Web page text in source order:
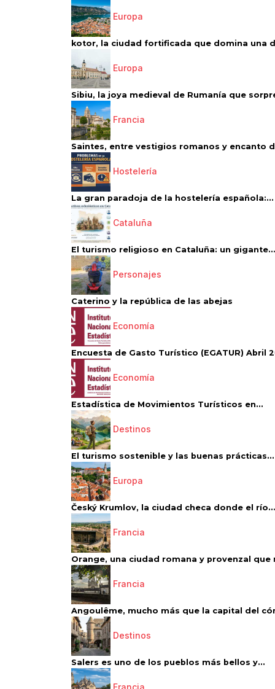
Europa
kotor, la ciudad fortificada que domina una
Europa
Sibiu, la joya medieval de Rumanía que
Francia
Saintes, entre vestigios romanos y encanto
Hostelería
La gran paradoja de la hostelería española:...
Cataluña
El turismo religioso en Cataluña: un gigante...
Personajes
Caterino y la república de las abejas
Economía
Encuesta de Gasto Turístico (EGATUR) Abril
Economía
Estadística de Movimientos Turísticos en...
Destinos
El turismo sostenible y las buenas prácticas...
Europa
Český Krumlov, la ciudad checa donde el río...
Francia
Orange, una ciudad romana y provenzal que
Francia
Angoulême, mucho más que la capital del
Destinos
Salers es uno de los pueblos más bellos y...
Francia